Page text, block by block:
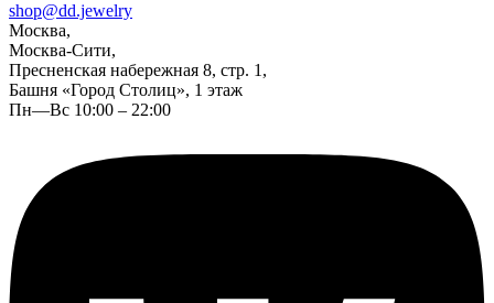
shop@dd.jewelry
Москва,
Москва-Сити,
Пресненская набережная 8, стр. 1,
Башня «Город Столиц», 1 этаж
Пн—Вс 10:00 – 22:00